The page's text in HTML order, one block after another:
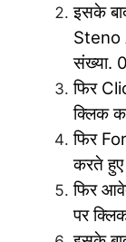
इसके
Steno
संख्या.
फिर
क्लिक
फिर
करते
फिर
पर